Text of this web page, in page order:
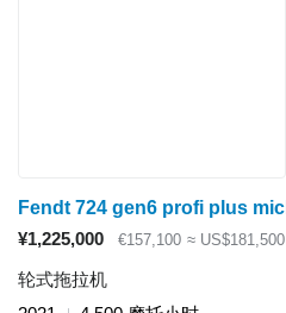
¥1,225,000 €157,100 ≈ US$181,500
轮式拖拉机